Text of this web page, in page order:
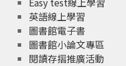
英語線上學習
圖書館電子書
圖書館小論文專區
閱讀存摺推廣活動